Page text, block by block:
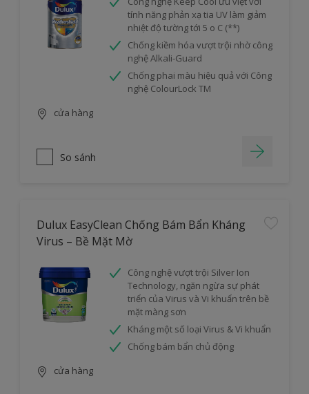
tính năng phản xạ tia UV làm giảm
nhiệt độ tường tới 5 o C (**)
Chống kiềm hóa vượt trội nhờ công
nghệ Alkali-Guard
Chống phai màu hiệu quả với Công
nghệ ColourLock TM
cửa hàng
So sánh
Dulux EasyClean Chống Bám Bẩn Kháng
Virus – Bề Mặt Mờ
Công nghệ vượt trội Silver Ion
Technology, ngăn ngừa sự phát
triển của Virus và Vi khuẩn trên bề
mặt màng sơn
Kháng một số loại Virus & Vi khuẩn
Chống bám bẩn chủ động
cửa hàng